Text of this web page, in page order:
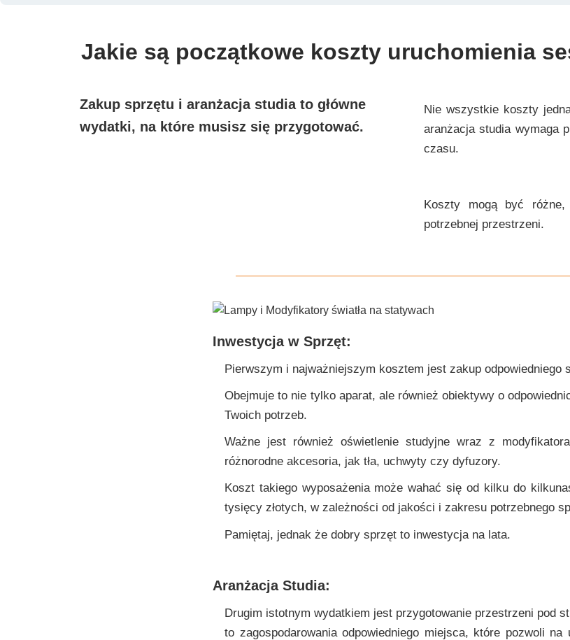
Jakie są początkowe koszty uruchomienia
Zakup sprzętu i aranżacja studia to główne
wydatki, na które musisz się przygotować.
Nie wszystkie koszty
aranżacja studia wymaga
czasu.
Koszty mogą być
potrzebnej przestrzeni.
Inwestycja w Sprzęt:
Pierwszym i najważniejszym kosztem jest zakup odpowiedniego
Obejmuje to nie tylko aparat, ale również obiektywy o
Twoich potrzeb.
Ważne jest również oświetlenie studyjne wraz z
różnorodne akcesoria, jak tła, uchwyty czy dyfuzory.
Koszt takiego wyposażenia może wahać się od kilku do
tysięcy złotych, w zależności od jakości i zakresu potrzebnego
Pamiętaj, jednak że dobry sprzęt to inwestycja na lata.
Aranżacja Studia:
Drugim istotnym wydatkiem jest przygotowanie przestrzeni pod
to zagospodarowania odpowiedniego miejsca, które pozwoli na